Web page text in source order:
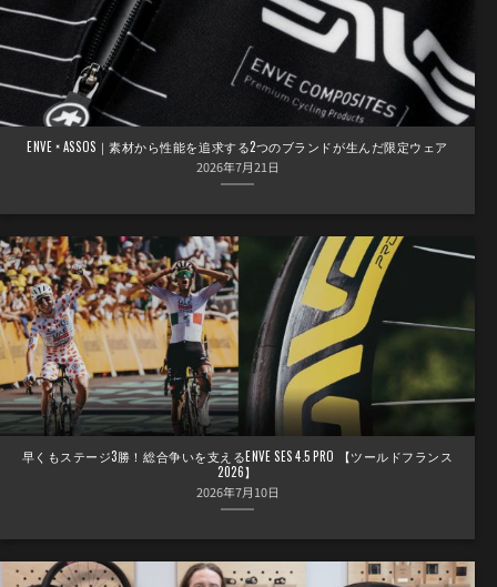
ENVE × ASSOS｜素材から性能を追求する2つのブランドが生んだ限定ウェア
2026年7月21日
早くもステージ3勝！総合争いを支えるENVE SES 4.5 PRO 【ツールドフランス
2026】
2026年7月10日